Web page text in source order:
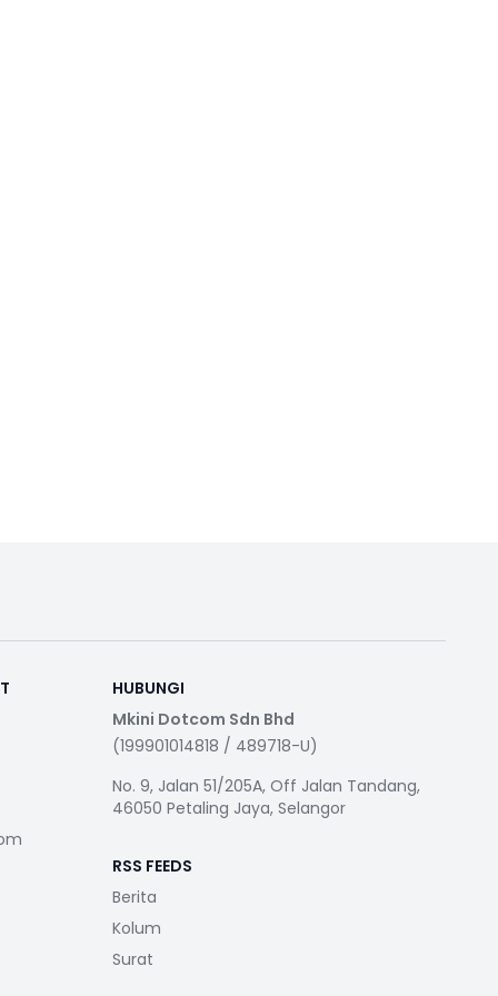
HUBUNGI
Mkini Dotcom Sdn Bhd
(199901014818 / 489718-U)
No. 9, Jalan 51/205A, Off Jalan Tandang,
46050 Petaling Jaya, Selangor
RSS FEEDS
Berita
Kolum
Surat